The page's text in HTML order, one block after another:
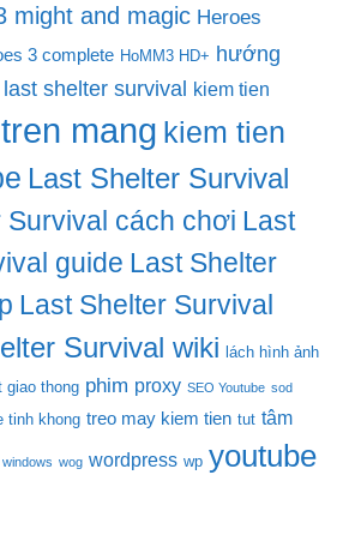
might and magic Heroes
3 complete HoMM3 HD+ hướng
shelter survival kiem tien
mang kiem tien
Last Shelter Survival
Survival cách chơi Last
guide Last Shelter
Last Shelter Survival
Survival wiki lách hình ảnh
giao thong phim proxy SEO Youtube sod
tinh khong treo may kiem tien tut tâm
windows wog wordpress wp youtube